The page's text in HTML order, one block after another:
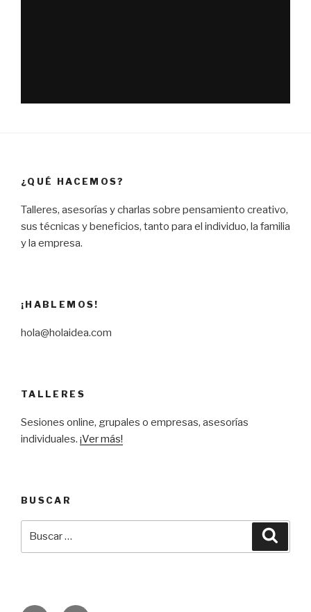
¿QUÉ HACEMOS?
Talleres, asesorías y charlas sobre pensamiento creativo,
sus técnicas y beneficios, tanto para el individuo, la familia
y la empresa.
¡HABLEMOS!
hola@holaidea.com
TALLERES
Sesiones online, grupales o empresas, asesorías
individuales. ¡Ver más!
BUSCAR